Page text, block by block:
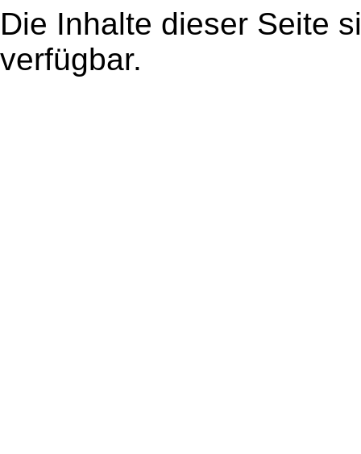
Die Inhalte dieser Seite
verfügbar.